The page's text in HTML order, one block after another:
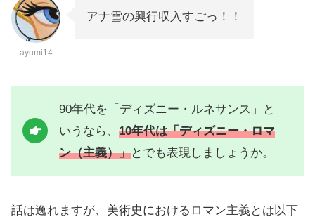
ayumi14
アナ雪の興行収入すごっ！！
90年代を「ディズニー・ルネサンス」と
いうなら、 10年代は「ディズニー・ロマ
ン（主義）」とでも表現しましょうか。
話は逸れますが、美術史におけるロマン主義とは以下